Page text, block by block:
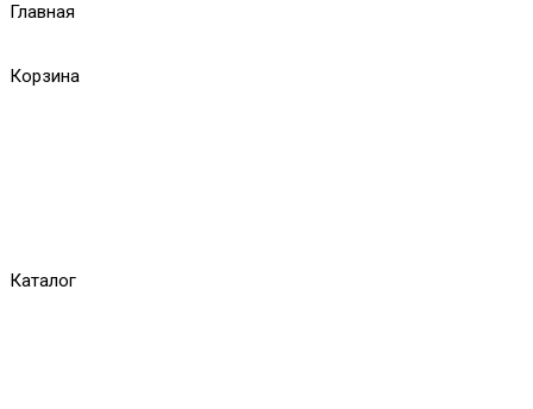
Главная
Корзина
Каталог